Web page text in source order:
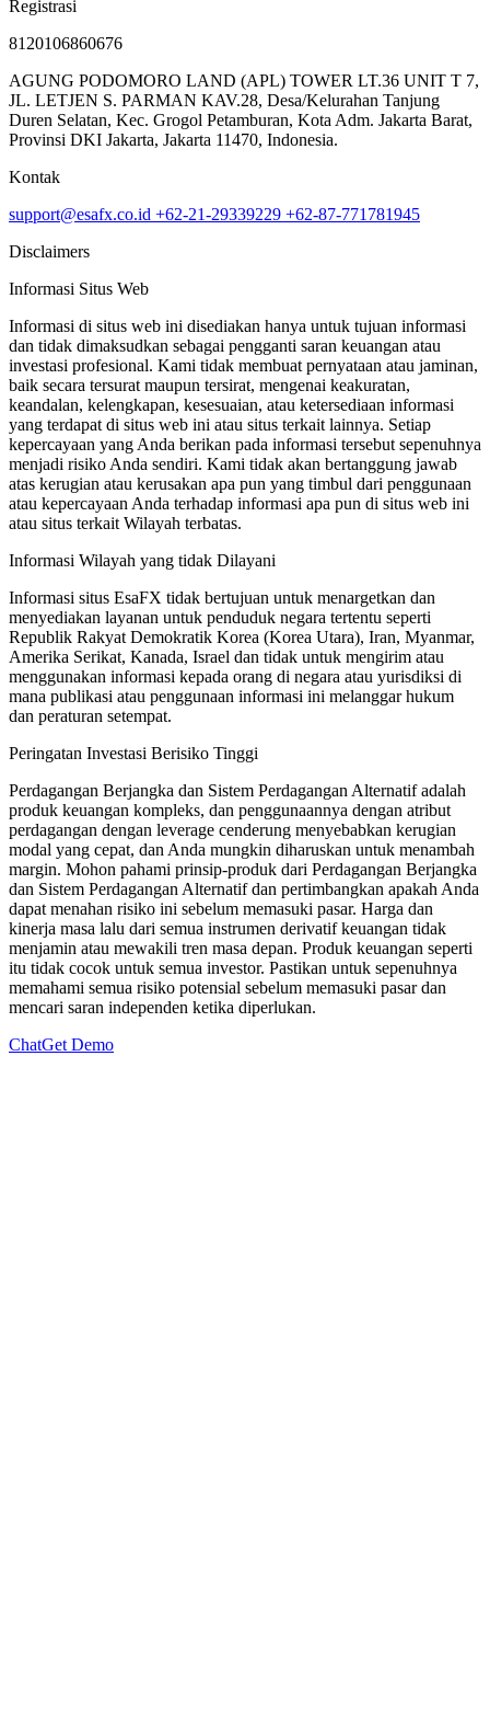
Registrasi
8120106860676
AGUNG PODOMORO LAND (APL) TOWER LT.36 UNIT T 7,
JL. LETJEN S. PARMAN KAV.28, Desa/Kelurahan Tanjung
Duren Selatan, Kec. Grogol Petamburan, Kota Adm. Jakarta Barat,
Provinsi DKI Jakarta, Jakarta 11470, Indonesia.
Kontak
support@esafx.co.id +62-21-29339229 +62-87-771781945
Disclaimers
Informasi Situs Web
Informasi di situs web ini disediakan hanya untuk tujuan informasi
dan tidak dimaksudkan sebagai pengganti saran keuangan atau
investasi profesional. Kami tidak membuat pernyataan atau jaminan,
baik secara tersurat maupun tersirat, mengenai keakuratan,
keandalan, kelengkapan, kesesuaian, atau ketersediaan informasi
yang terdapat di situs web ini atau situs terkait lainnya. Setiap
kepercayaan yang Anda berikan pada informasi tersebut sepenuhnya
menjadi risiko Anda sendiri. Kami tidak akan bertanggung jawab
atas kerugian atau kerusakan apa pun yang timbul dari penggunaan
atau kepercayaan Anda terhadap informasi apa pun di situs web ini
atau situs terkait Wilayah terbatas.
Informasi Wilayah yang tidak Dilayani
Informasi situs EsaFX tidak bertujuan untuk menargetkan dan
menyediakan layanan untuk penduduk negara tertentu seperti
Republik Rakyat Demokratik Korea (Korea Utara), Iran, Myanmar,
Amerika Serikat, Kanada, Israel dan tidak untuk mengirim atau
menggunakan informasi kepada orang di negara atau yurisdiksi di
mana publikasi atau penggunaan informasi ini melanggar hukum
dan peraturan setempat.
Peringatan Investasi Berisiko Tinggi
Perdagangan Berjangka dan Sistem Perdagangan Alternatif adalah
produk keuangan kompleks, dan penggunaannya dengan atribut
perdagangan dengan leverage cenderung menyebabkan kerugian
modal yang cepat, dan Anda mungkin diharuskan untuk menambah
margin. Mohon pahami prinsip-produk dari Perdagangan Berjangka
dan Sistem Perdagangan Alternatif dan pertimbangkan apakah Anda
dapat menahan risiko ini sebelum memasuki pasar. Harga dan
kinerja masa lalu dari semua instrumen derivatif keuangan tidak
menjamin atau mewakili tren masa depan. Produk keuangan seperti
itu tidak cocok untuk semua investor. Pastikan untuk sepenuhnya
memahami semua risiko potensial sebelum memasuki pasar dan
mencari saran independen ketika diperlukan.
ChatGet Demo